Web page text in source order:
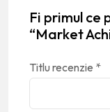
Fi primul ce
“Market
Titlu recenzie *